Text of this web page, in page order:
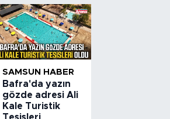
SAMSUN HABER
Bafra'da yazın
gözde adresi Ali
Kale Turistik